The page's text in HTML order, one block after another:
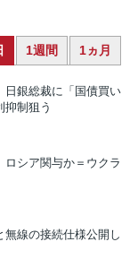
1週間 1ヵ月
日銀総裁に「国債買い
抑制狙う
ロシア関与か＝ウクラ
無線の接続仕様公開し